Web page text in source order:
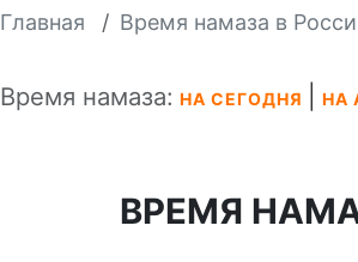
Главная Время намаза в
Время намаза: НА СЕГОДНЯ НА
ВРЕМЯ